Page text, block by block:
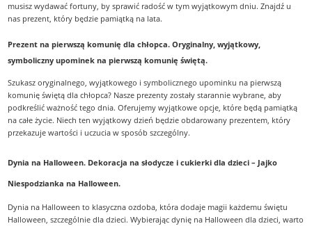
musisz wydawać fortuny, by sprawić radość w tym wyjątkowym dniu. Znajdź u
nas prezent, który będzie pamiątką na lata.
Prezent na pierwszą komunię dla chłopca. Oryginalny, wyjątkowy,
symboliczny upominek na pierwszą komunię świętą.
Szukasz oryginalnego, wyjątkowego i symbolicznego upominku na pierwszą
komunię świętą dla chłopca? Nasze prezenty zostały starannie wybrane, aby
podkreślić ważność tego dnia. Oferujemy wyjątkowe opcje, które będą pamiątką
na całe życie. Niech ten wyjątkowy dzień będzie obdarowany prezentem, który
przekazuje wartości i uczucia w sposób szczególny.
Dynia na Halloween. Dekoracja na słodycze i cukierki dla dzieci – Jajko
Niespodzianka na Halloween.
Dynia na Halloween to klasyczna ozdoba, która dodaje magii każdemu świętu
Halloween, szczególnie dla dzieci. Wybierając dynię na Halloween dla dzieci, warto